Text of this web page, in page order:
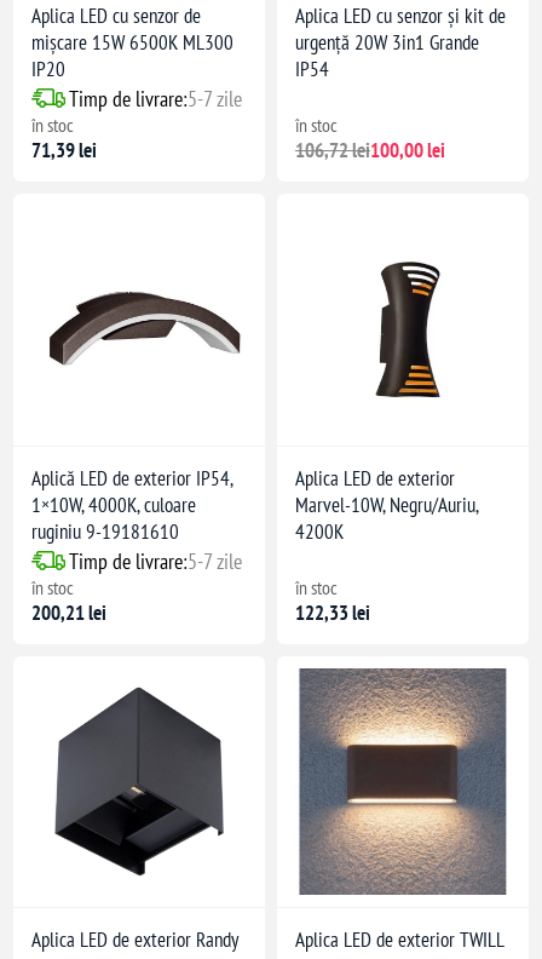
Aplica LED cu senzor de
mișcare 15W 6500K ML300
IP20
Timp de livrare:5-7 zile
în stoc
71,39 lei
Aplica LED cu senzor și kit de
urgență 20W 3in1 Grande
IP54
în stoc
106,72 lei100,00 lei
Aplică LED de exterior IP54,
1×10W, 4000K, culoare
ruginiu 9-19181610
Timp de livrare:5-7 zile
în stoc
200,21 lei
Aplica LED de exterior
Marvel-10W, Negru/Auriu,
4200K
în stoc
122,33 lei
Aplica LED de exterior Randy
Aplica LED de exterior TWILL